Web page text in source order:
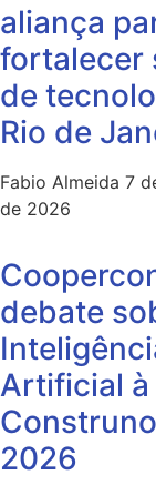
aliança
fortalecer
de
Rio de
Fabio Almeida 7
de 2026
debate
Artificial à
2026